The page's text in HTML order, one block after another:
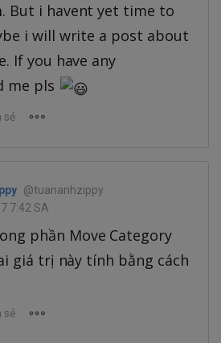
But i havent yet time to
i will write a post about
If you have any
me pls
sẻ
@tuananhzippy
7:42 SA
phần Move Category
giá trị này tính bằng cách
sẻ